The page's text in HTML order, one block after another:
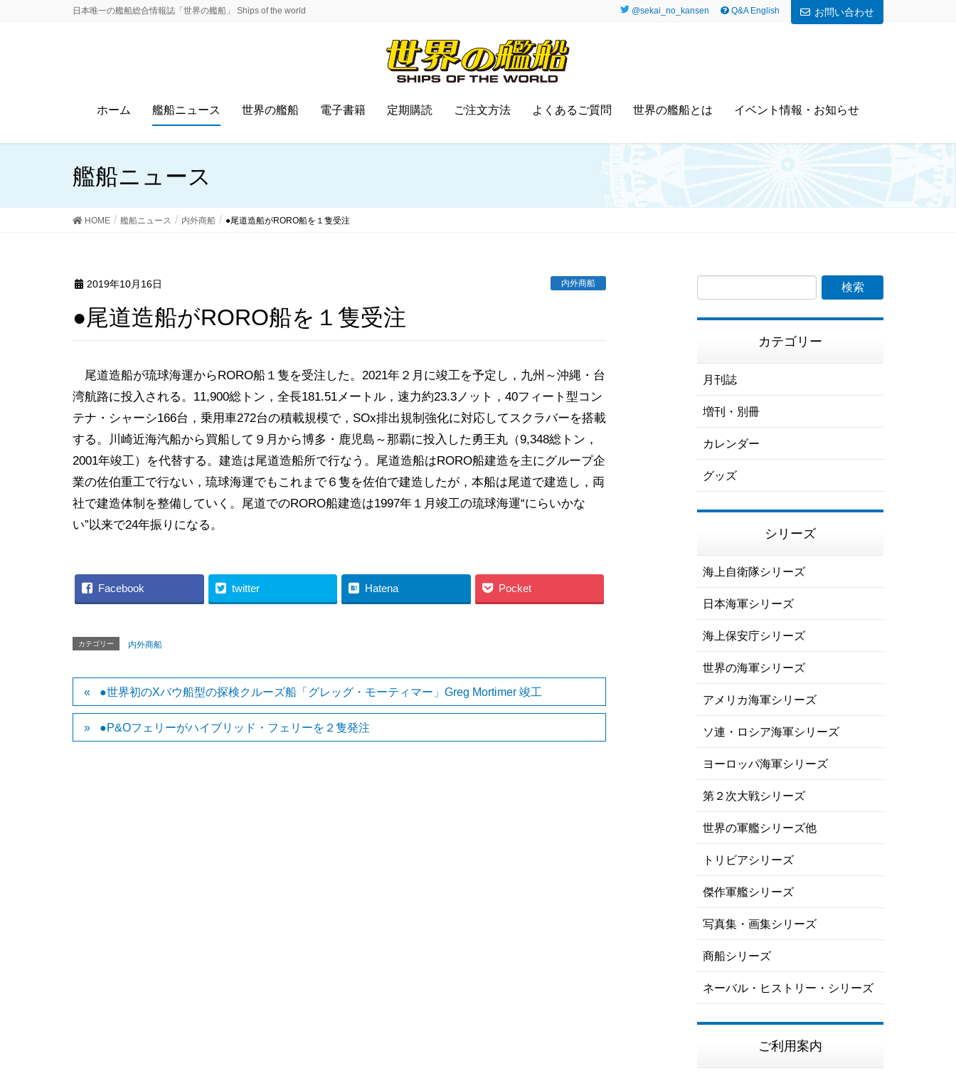
日本唯一の艦船総合情報誌「世界の艦船」 Ships of the world @sekai_no_kansen Q&A English お問い合わせ
ホーム 艦船ニュース 世界の艦船 電子書籍 定期購読 ご注文方法 よくあるご質問 世界の艦船とは イベント情報・お知らせ
艦船ニュース
HOME 艦船ニュース 内外商船 ●尾道造船がRORO船を１隻受注
2019年10月16日 内外商船
●尾道造船がRORO船を１隻受注
尾道造船が琉球海運からRORO船１隻を受注した。2021年２月に竣工を予定し，九州～沖縄・台
湾航路に投入される。11,900総トン，全長181.51メートル，速力約23.3ノット，40フィート型コン
テナ・シャーシ166台，乗用車272台の積載規模で，SOx排出規制強化に対応してスクラバーを搭載
する。川崎近海汽船から買船して９月から博多・鹿児島～那覇に投入した勇王丸（9,348総トン，
2001年竣工）を代替する。建造は尾道造船所で行なう。尾道造船はRORO船建造を主にグループ企
業の佐伯重工で行ない，琉球海運でもこれまで６隻を佐伯で建造したが，本船は尾道で建造し，両
社で建造体制を整備していく。尾道でのRORO船建造は1997年１月竣工の琉球海運“にらいかな
い”以来で24年振りになる。
Facebook twitter Hatena Pocket
カテゴリー 内外商船
●世界初のXバウ船型の探検クルーズ船「グレッグ・モーティマー」Greg Mortimer 竣工
●P&Oフェリーがハイブリッド・フェリーを２隻発注
カテゴリー
月刊誌
増刊・別冊
カレンダー
グッズ
シリーズ
海上自衛隊シリーズ
日本海軍シリーズ
海上保安庁シリーズ
世界の海軍シリーズ
アメリカ海軍シリーズ
ソ連・ロシア海軍シリーズ
ヨーロッパ海軍シリーズ
第２次大戦シリーズ
世界の軍艦シリーズ他
トリビアシリーズ
傑作軍艦シリーズ
写真集・画集シリーズ
商船シリーズ
ネーバル・ヒストリー・シリーズ
ご利用案内